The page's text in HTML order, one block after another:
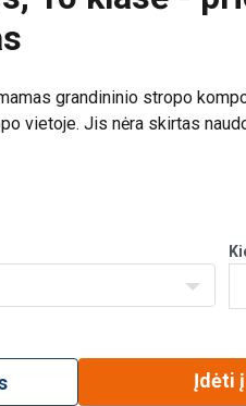
grandininio stropo
vietoje. Jis nėra skirtas
Įdėti